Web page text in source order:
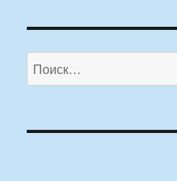
Искать: